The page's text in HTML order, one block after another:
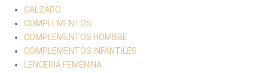
CALZADO
COMPLEMENTOS
COMPLEMENTOS HOMBRE
COMPLEMENTOS INFANTILES
LENCERIA FEMENINA